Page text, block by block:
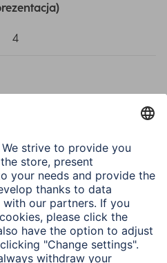
4
H225 - Wysoce
łatwopalna ciecz i pary /
H319 - Działa drażniąco
na oczy / H336 - Może
wywoływać uczucie
senności lub zawroty